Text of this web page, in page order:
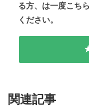
る方、は一度こち
ください。
関連記事